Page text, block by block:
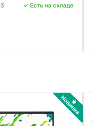
Есть на складе